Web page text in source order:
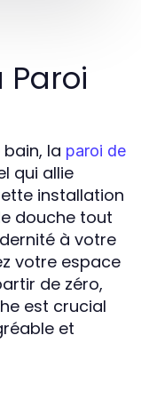
la paroi de
qui allie
installation
douche tout
à votre
votre espace
de zéro,
est crucial
et